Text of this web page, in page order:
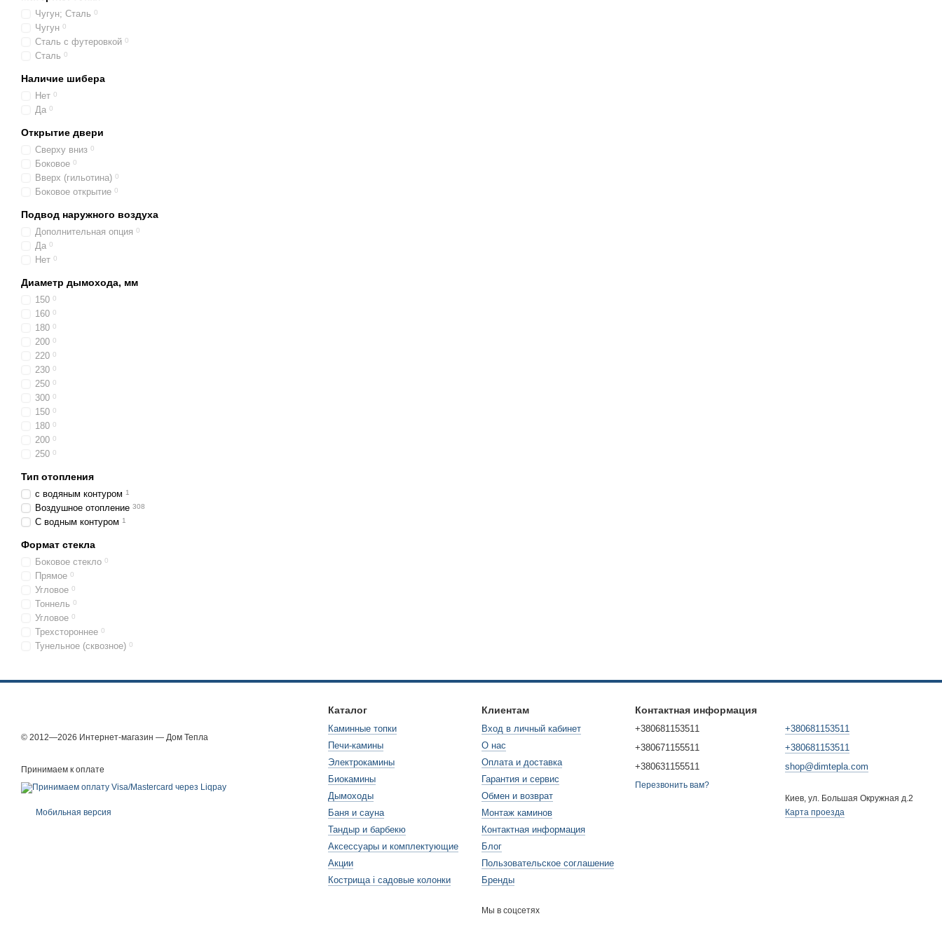
Чугун; Сталь 0
Чугун 0
Сталь с футеровкой 0
Сталь 0
Наличие шибера
Нет 0
Да 0
Открытие двери
Сверху вниз 0
Боковое 0
Вверх (гильотина) 0
Боковое открытие 0
Подвод наружного воздуха
Дополнительная опция 0
Да 0
Нет 0
Диаметр дымохода, мм
150 0
160 0
180 0
200 0
220 0
230 0
250 0
300 0
150 0
180 0
200 0
250 0
Тип отопления
с водяным контуром 1
Воздушное отопление 308
С водным контуром 1
Формат стекла
Боковое стекло 0
Прямое 0
Угловое 0
Тоннель 0
Угловое 0
Трехстороннее 0
Тунельное (сквозное) 0
© 2012—2026 Интернет-магазин — Дом Тепла
Принимаем к оплате
Мобильная версия
Каталог
Каминные топки
Печи-камины
Электрокамины
Биокамины
Дымоходы
Баня и сауна
Тандыр и барбекю
Аксессуары и комплектующие
Акции
Кострища і садовые колонки
Клиентам
Вход в личный кабинет
О нас
Оплата и доставка
Гарантия и сервис
Обмен и возврат
Монтаж каминов
Контактная информация
Блог
Пользовательское соглашение
Бренды
Мы в соцсетях
Контактная информация
+380681153511
+380671155511
+380631155511
Перезвонить вам?
+380681153511
+380681153511
shop@dimtepla.com
Киев, ул. Большая Окружная д.2
Карта проезда